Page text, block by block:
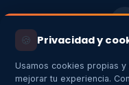
Aviso legalPolítica
🍪 Privacidad y
Usamos cookies propias
mejorar tu experiencia.